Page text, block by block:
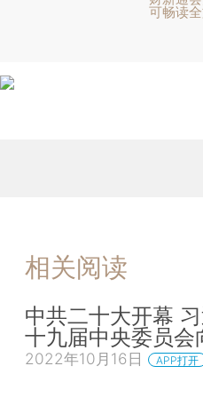
可畅读
相关阅读
中共二十大开幕
十九届中央委员会
2022年10月16日 APP打开